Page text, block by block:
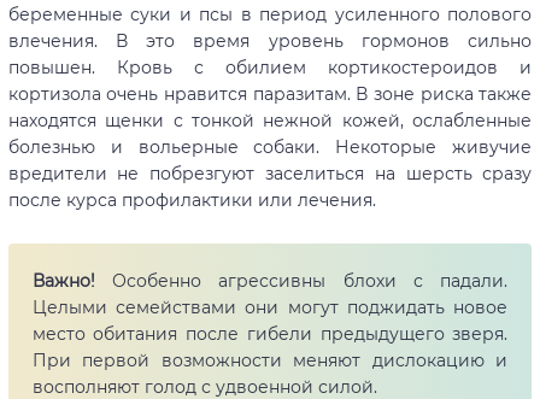
беременные суки и псы в период усиленного полового
влечения. В это время уровень гормонов сильно
повышен. Кровь с обилием кортикостероидов и
кортизола очень нравится паразитам. В зоне риска также
находятся щенки с тонкой нежной кожей, ослабленные
болезнью и вольерные собаки. Некоторые живучие
вредители не побрезгуют заселиться на шерсть сразу
после курса профилактики или лечения.
Важно! Особенно агрессивны блохи с падали.
Целыми семействами они могут поджидать новое
место обитания после гибели предыдущего зверя.
При первой возможности меняют дислокацию и
восполняют голод с удвоенной силой.